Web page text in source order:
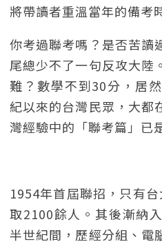
將帶讀者重溫當年的備考
你考過聯考嗎？是否苦讀
尾總少不了一句反攻大陸
難？數學不到30分，居
紀以來的台灣民眾，大都
灣經驗中的「聯考篇」已
1954年首屆聯招，只有
取2100餘人。其後漸納
半世紀間，歷經分組、電